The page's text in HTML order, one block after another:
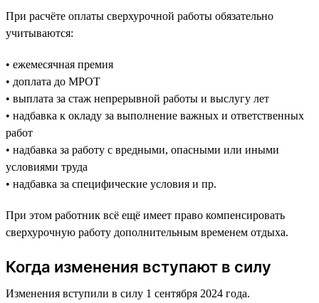
При расчёте оплаты сверхурочной работы обязательно
учитываются:
• ежемесячная премия
• доплата до МРОТ
• выплата за стаж непрерывной работы и выслугу лет
• надбавка к окладу за выполнение важных и ответственных
работ
• надбавка за работу с вредными, опасными или иными
условиями труда
• надбавка за специфические условия и пр.
При этом работник всё ещё имеет право компенсировать
сверхурочную работу дополнительным временем отдыха.
Когда изменения вступают в силу
Изменения вступили в силу 1 сентября 2024 года.